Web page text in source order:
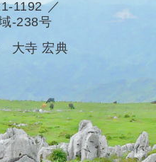
1192
-238号
大寺 宏典